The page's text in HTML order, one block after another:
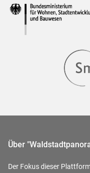
Über
Der Fokus dieser